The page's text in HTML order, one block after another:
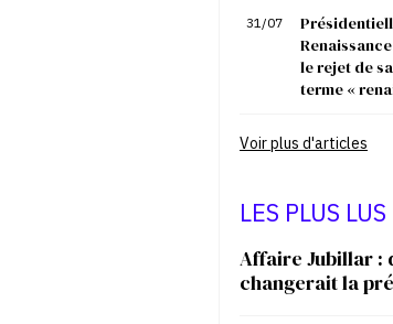
31/07
le rejet de
terme «
Voir plus d'articles
LES PLUS LUS
Affaire Jubillar :
changerait la